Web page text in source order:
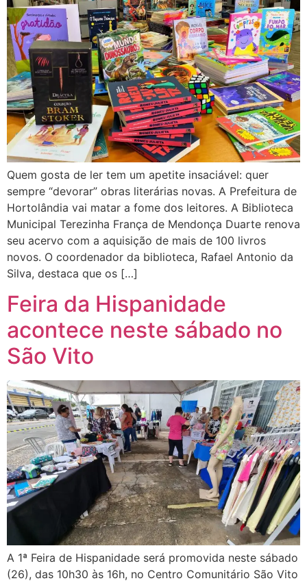
Quem gosta de ler tem um apetite insaciável: quer
sempre “devorar” obras literárias novas. A Prefeitura de
Hortolândia vai matar a fome dos leitores. A Biblioteca
Municipal Terezinha França de Mendonça Duarte renova
seu acervo com a aquisição de mais de 100 livros
novos. O coordenador da biblioteca, Rafael Antonio da
Silva, destaca que os […]
Feira da Hispanidade
acontece neste sábado no
São Vito
A 1ª Feira de Hispanidade será promovida neste sábado
(26), das 10h30 às 16h, no Centro Comunitário São Vito